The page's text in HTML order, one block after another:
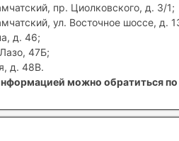
пр. Циолковского, д. 3/1;
ул. Восточное шоссе, д.
д. 46;
47Б;
д. 48В.
можно обратиться